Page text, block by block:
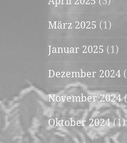
März 2025 (1)
Januar 2025 (1)
Dezember 2024
November 2024
Oktober 2024(1)